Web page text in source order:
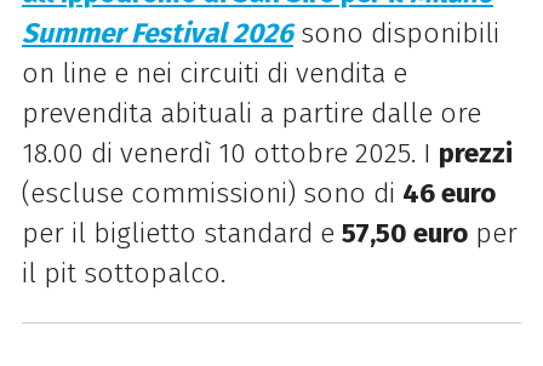
Summer Festival 2026sono disponibili
on line e nei circuiti di vendita e
prevendita abituali a partire dalle ore
18.00 di venerdì 10 ottobre 2025. I prezzi
(escluse commissioni) sono di 46 euro
per il biglietto standard e 57,50 europer
il pit sottopalco.